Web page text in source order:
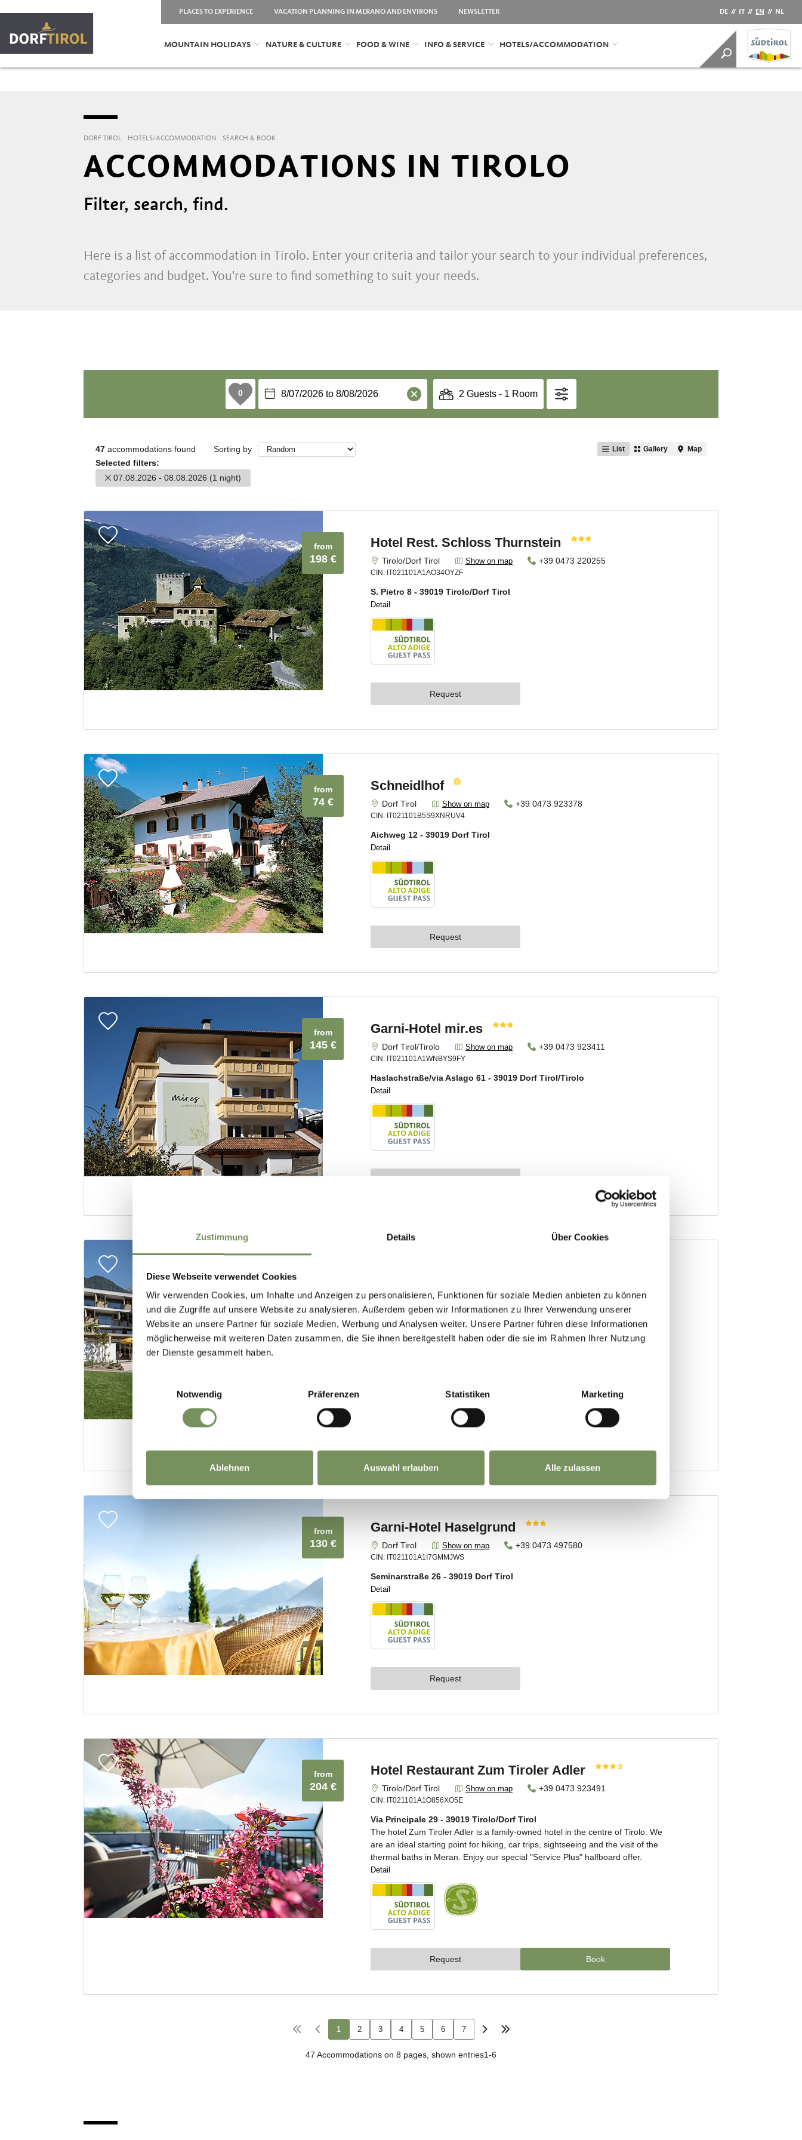
Zustimmung Details Über Cookies
Diese Webseite verwendet Cookies
Wir verwenden Cookies, um Inhalte und Anzeigen zu personalisieren, Funktionen für soziale Medien anbieten zu können
und die Zugriffe auf unsere Website zu analysieren. Außerdem geben wir Informationen zu Ihrer Verwendung unserer
Website an unsere Partner für soziale Medien, Werbung und Analysen weiter. Unsere Partner führen diese Informationen
möglicherweise mit weiteren Daten zusammen, die Sie ihnen bereitgestellt haben oder die sie im Rahmen Ihrer Nutzung
der Dienste gesammelt haben.
Einwilligungsauswahl
Notwendig
Präferenzen Statistiken Marketing
Ablehnen Auswahl erlauben Alle zulassen
PLACES TO EXPERIENCE VACATION PLANNING IN MERANO AND ENVIRONS NEWSLETTER DE // IT // EN // NL
MOUNTAIN HOLIDAYS NATURE & CULTURE FOOD & WINE INFO & SERVICE HOTELS/ACCOMMODATION
DORF TIROL HOTELS/ACCOMMODATION SEARCH & BOOK
ACCOMMODATIONS IN TIROLO
Filter, search, find.
Here is a list of accommodation in Tirolo. Enter your criteria and tailor your search to your individual preferences,
categories and budget. You're sure to find something to suit your needs.